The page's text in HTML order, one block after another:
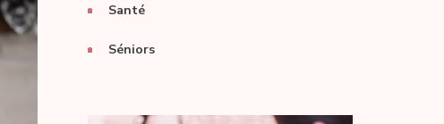
Santé
Séniors